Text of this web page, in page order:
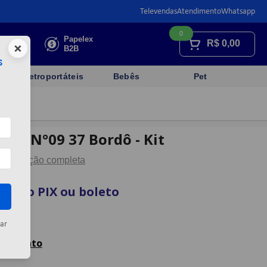
TelevendasAtendimentoWhatsapp
Faça sua
cotação
Papelex
B2B
R$ 0,00
0
Eletroportáteis Bebês Pet
N°09 37 Bordô - Kit
Descrição completa
no PIX ou boleto
×